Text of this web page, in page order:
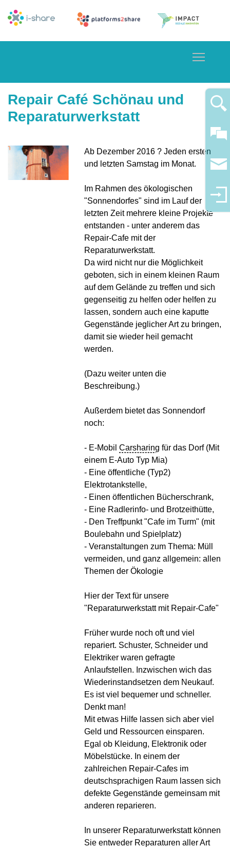
Repair Café Schönau und
Reparaturwerkstatt
Ab Dezember 2016 ? Jeden ersten
und letzten Samstag im Monat.
Im Rahmen des ökologischen
"Sonnendorfes" sind im Lauf der
letzten Zeit mehrere kleine Projekte
entstanden - unter anderem das
Repair-Cafe mit der
Reparaturwerkstatt.
Da wird nicht nur die Möglichkeit
geboten, sich in einem kleinen Raum
auf dem Gelände zu treffen und sich
gegenseitig zu helfen oder helfen zu
lassen, sondern auch eine kaputte
Gegenstände jeglicher Art zu bringen,
damit sie wieder heil gemacht
werden.
(Dazu weiter unten die
Beschreibung.)
Außerdem bietet das Sonnendorf
noch:
- E-MobilCarsharing für das Dorf (Mit
einem E-Auto Typ Mia)
- Eine öffentliche (Typ2)
Elektrotankstelle,
- Einen öffentlichen Bücherschrank,
- Eine Radlerinfo- und Brotzeithütte,
- Den Treffpunkt "Cafe im Turm" (mit
Boulebahn und Spielplatz)
- Veranstaltungen zum Thema: Müll
vermeiden, und ganz allgemein: allen
Themen der Ökologie
Hier der Text für unsere
"Reparaturwerkstatt mit Repair-Cafe"
Früher wurde noch oft und viel
repariert. Schuster, Schneider und
Elektriker waren gefragte
Anlaufstellen. Inzwischen wich das
Wiederinstandsetzen dem Neukauf.
Es ist viel bequemer und schneller.
Denkt man!
Mit etwas Hilfe lassen sich aber viel
Geld und Ressourcen einsparen.
Egal ob Kleidung, Elektronik oder
Möbelstücke. In einem der
zahlreichen Repair-Cafes im
deutschsprachigen Raum lassen sich
defekte Gegenstände gemeinsam mit
anderen reparieren.
In unserer Reparaturwerkstatt können
Sie entweder Reparaturen aller Art